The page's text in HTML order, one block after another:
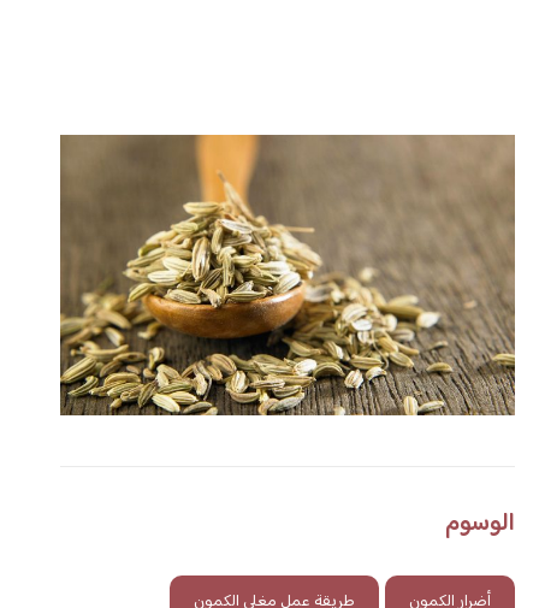
الوسوم
أضرار الكمون طريقة عمل مغلي الكمون